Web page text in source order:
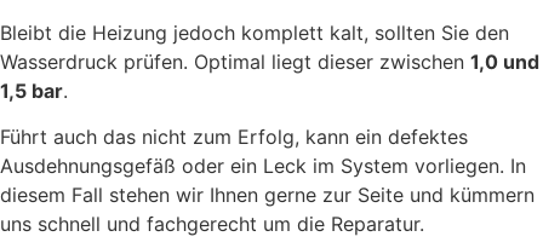
Bleibt die Heizung jedoch komplett kalt, sollten Sie den
Wasserdruck prüfen. Optimal liegt dieser zwischen 1,0 und
1,5 bar.
Führt auch das nicht zum Erfolg, kann ein defektes
Ausdehnungsgefäß oder ein Leck im System vorliegen. In
diesem Fall stehen wir Ihnen gerne zur Seite und kümmern
uns schnell und fachgerecht um die Reparatur.